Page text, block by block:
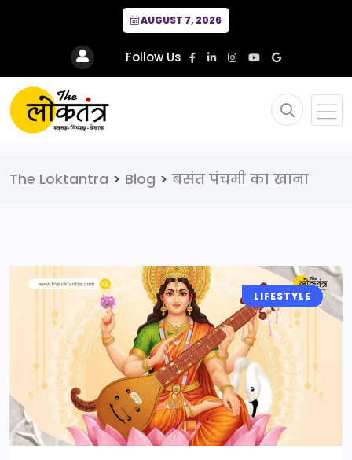
AUGUST 7, 2026
Follow Us
The Loktantra > Blog > बसंत पंचमी का खाना
LIFESTYLE